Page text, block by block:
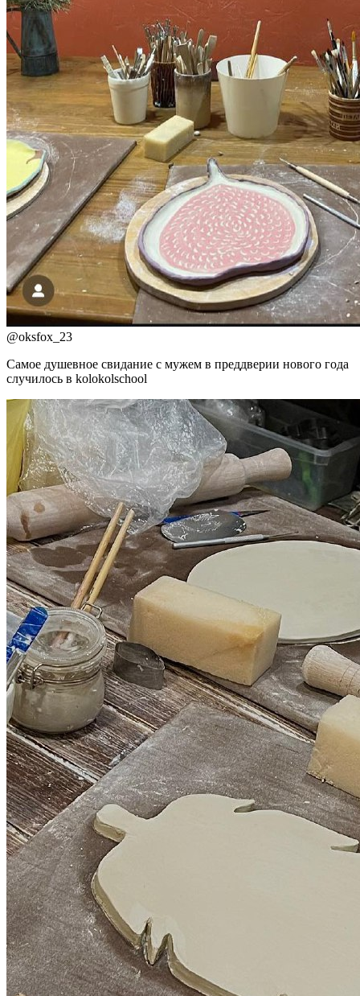
@oksfox_23
Самое душевное свидание с мужем в преддверии нового года
случилось в kolokolschool